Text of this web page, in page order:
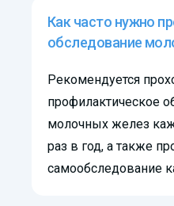
Как часто нужно
обследование
Рекомендуется
профилактическое
молочных желез
раз в год, а также
самообследование